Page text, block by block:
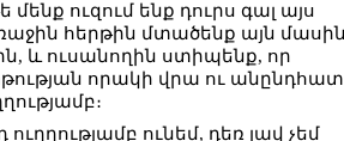
ուզում ենք դուրս գալ այս
հերթին մտածենք այն
և ուսանողին ստիպենք, որ
որակի վրա ու անընդհատ
ուղղությամբ ունեմ, դեռ լավ չեմ